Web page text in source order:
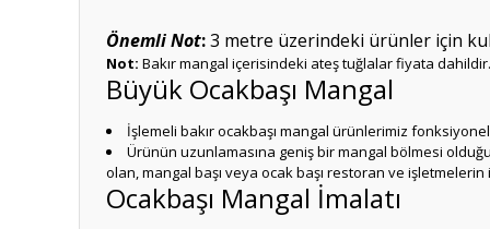
Önemli Not:3 metre üzerindeki ürünler için
Not: Bakır mangal içerisindeki ateş tuğlalar fiyata dahildir.
Büyük Ocakbaşı Mangal
İşlemeli bakır ocakbaşı mangal ürünlerimiz
Ürünün uzunlamasına geniş bir mangal bölmesi
olan, mangal başı veya ocak başı restoran ve
Ocakbaşı Mangal İmalatı